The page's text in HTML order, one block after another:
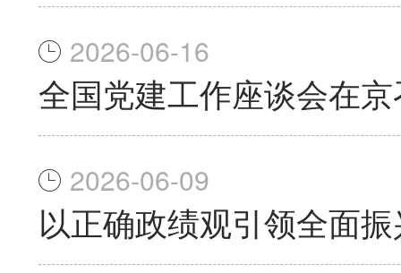
2026-06-16
全国党建工作座谈会在
2026-06-09
以正确政绩观引领全面